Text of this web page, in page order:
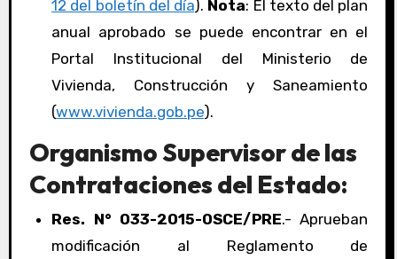
12 del boletín del día). Nota: El texto del plan
anual aprobado se puede encontrar en el
Portal Institucional del Ministerio de
Vivienda, Construcción y Saneamiento
(www.vivienda.gob.pe).
Organismo Supervisor de las
Contrataciones del Estado:
Res. N° 033-2015-OSCE/PRE.- Aprueban
modificación al Reglamento de